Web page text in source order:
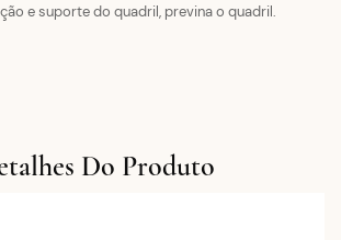
e suporte do quadril, previna o quadril.
Do Produto